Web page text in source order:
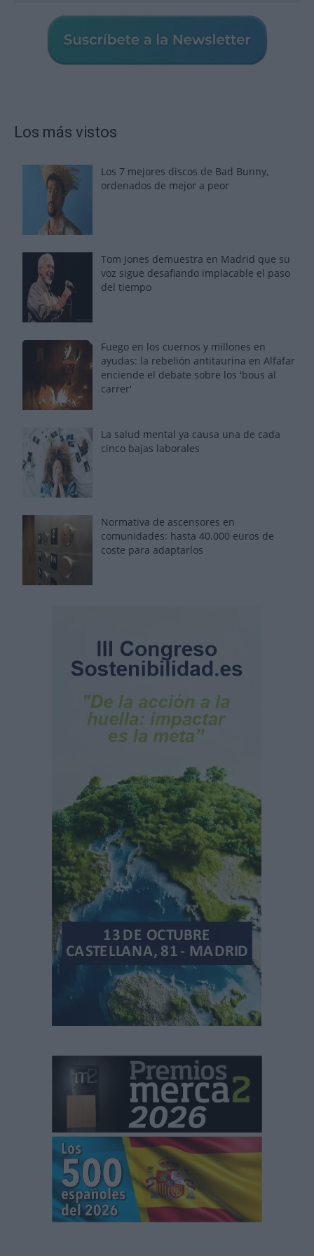
Los más vistos
Los 7 mejores discos de Bad Bunny,
ordenados de mejor a peor
Tom Jones demuestra en Madrid que su
voz sigue desafiando implacable el paso
del tiempo
Fuego en los cuernos y millones en
ayudas: la rebelión antitaurina en Alfafar
enciende el debate sobre los 'bous al
carrer'
La salud mental ya causa una de cada
cinco bajas laborales
Normativa de ascensores en
comunidades: hasta 40.000 euros de
coste para adaptarlos